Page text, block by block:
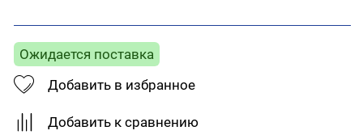
Ожидается поставка
Добавить в избранное
Добавить к сравнению